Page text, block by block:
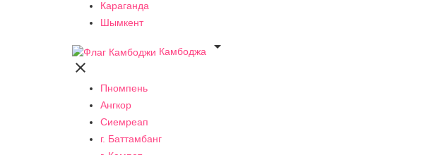
Караганда
Шымкент
Камбоджа


Пномпень
Ангкор
Сиемреап
г. Баттамбанг